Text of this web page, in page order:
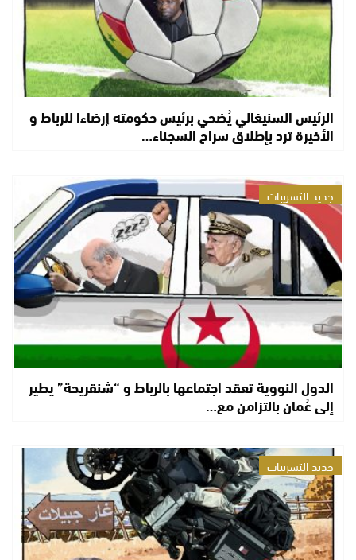
الرئيس السنيغالي يُضحي برئيس حكومته إرضاءا للرباط و
الأخيرة ترد بإطلاق سراح السجناء…
جديد التسريبات
الدول النووية تعقد اجتماعها بالرباط و “شنقريحة” يطير
إلى عُمان بالتزامن مع…
جديد التسريبات